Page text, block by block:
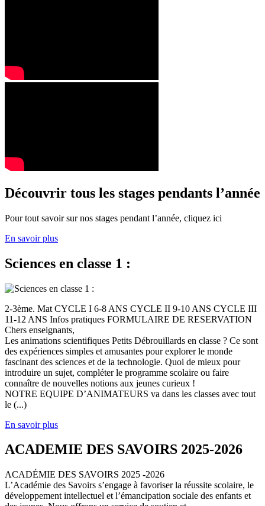
Découvrir tous les stages pendants l’année
Pour tout savoir sur nos stages pendant l’année, cliquez ici
En savoir plus
Sciences en classe 1 :
2-3ème. Mat CYCLE I 6-8 ANS CYCLE II 9-10 ANS CYCLE III
11-12 ANS Infos pratiques FORMULAIRE DE RESERVATION
Chers enseignants,
Les animations scientifiques Petits Débrouillards en classe ? Ce sont
des expériences simples et amusantes pour explorer le monde
fascinant des sciences et de la technologie. Quoi de mieux pour
introduire un sujet, compléter le programme scolaire ou faire
connaître de nouvelles notions aux jeunes curieux !
NOTRE EQUIPE D’ANIMATEURS va dans les classes avec tout
le (...)
En savoir plus
ACADEMIE DES SAVOIRS 2025-2026
ACADÉMIE DES SAVOIRS 2025 -2026
L’Académie des Savoirs s’engage à favoriser la réussite scolaire, le
développement intellectuel et l’émancipation sociale des enfants et